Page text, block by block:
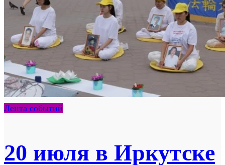
Лента событий
20 июля в Иркутске